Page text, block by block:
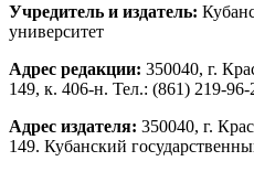
Учредитель и издатель:
университет
Адрес редакции: 350040, г.
149, к. 406-н. Тел.: (861) 219-96-
Адрес издателя: 350040, г.
149. Кубанский